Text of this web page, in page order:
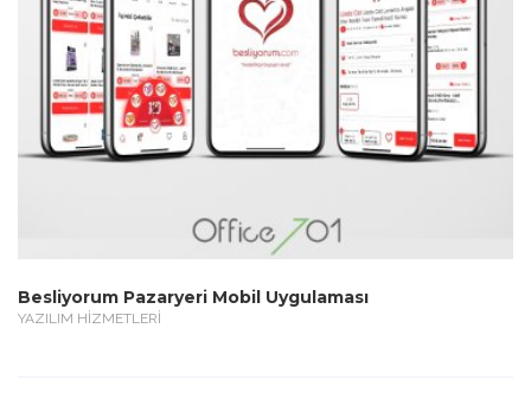
Besliyorum Pazaryeri Mobil Uygulaması
YAZILIM HİZMETLERİ